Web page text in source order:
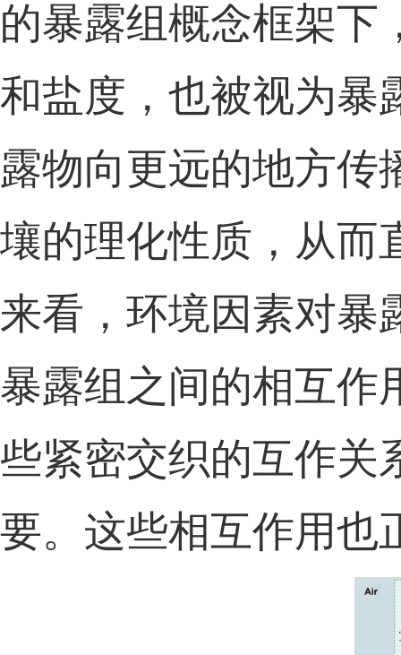
的暴露组概念框架下
和盐度 ，也被视为暴
露物向更远的地方传
壤的理化性质 ，从
来看，环境因素对暴
暴露组 之间的相互作
些紧密交织的互作关
要。 这些相互作用也